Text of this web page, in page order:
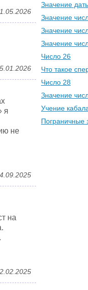
я
не
на
Значение
Значение
Значение
Значение
Число 26
Что такое
Число 28
Значение
Учение
Пограничные